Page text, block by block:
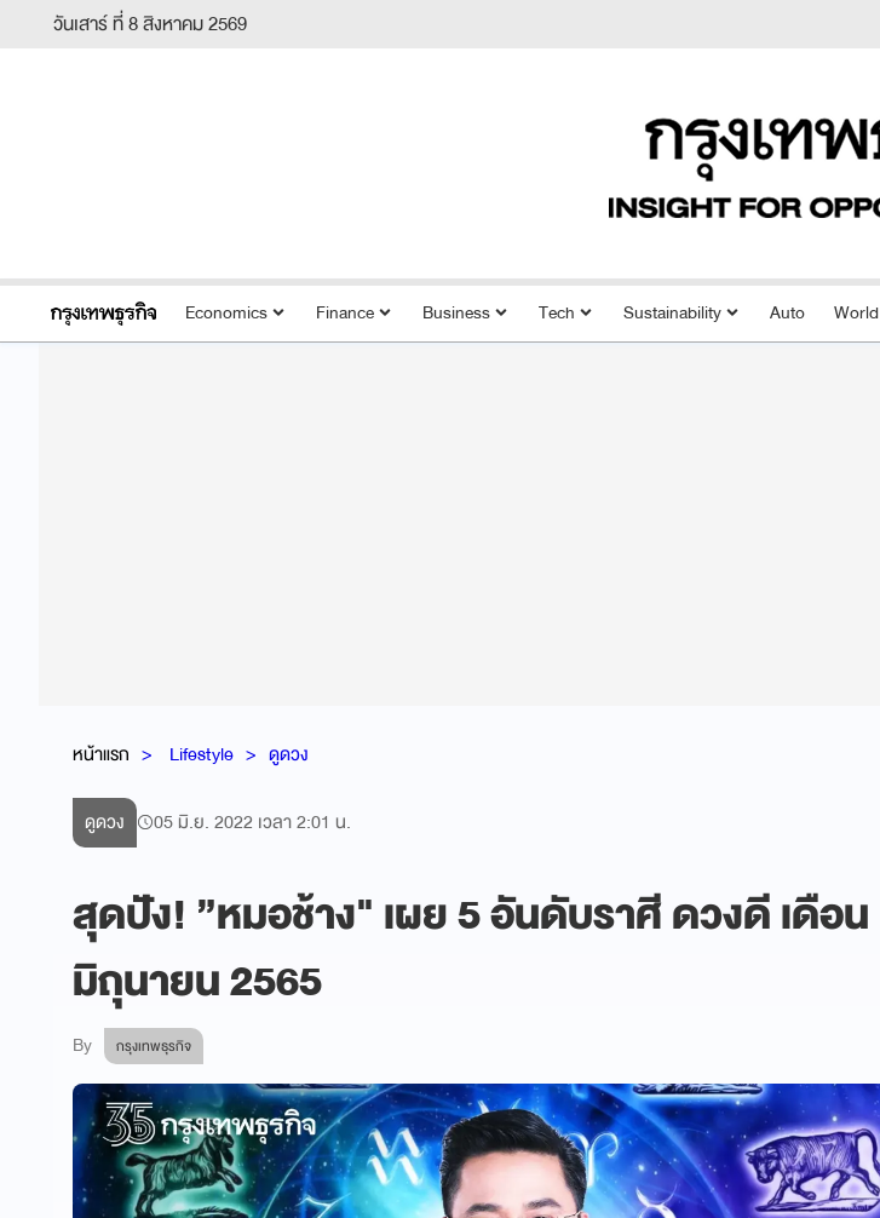
วันเสาร์ ที่ 8 สิงหาคม 2569
Economics Finance Business Tech Sustainability Auto World
หน้าแรก Lifestyle ดูดวง
ดูดวง 05 มิ.ย. 2022 เวลา 2:01 น.
สุดปัง! ”หมอช้าง" เผย 5 อันดับราศี ดวงดี เดือน
มิถุนายน 2565
By กรุงเทพธุรกิจ